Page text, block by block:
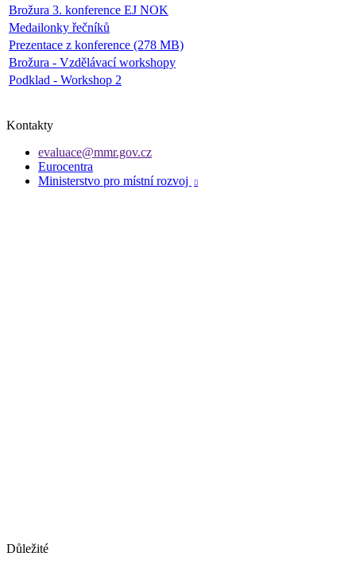
Brožura 3. konference EJ NOK
Medailonky řečníků
Prezentace z konference (278 MB)
Brožura - Vzdělávací workshopy
Podklad - Workshop 2
Kontakty
evaluace@mmr.gov.cz
Eurocentra
Ministerstvo pro místní rozvoj

Důležité